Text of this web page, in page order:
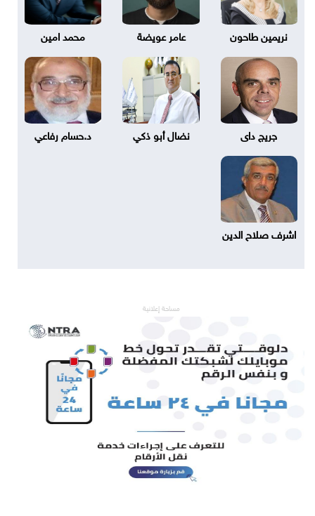
نريمين طاحون عامر عويضة محمد امين
جريج داى نضال أبو ذكي د.حسام رفاعي
اشرف صلاح الدين
مساحة إعلانية